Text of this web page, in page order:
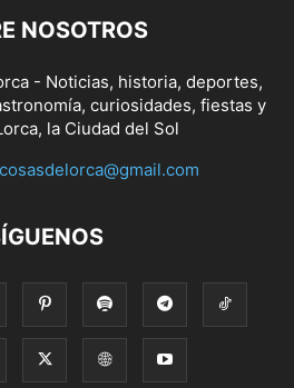
NOSOTROS
- Noticias, historia, deportes,
curiosidades, fiestas y
la Ciudad del Sol
cosasdelorca@gmail.com